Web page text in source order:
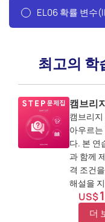
EL06 확률 변수
최고의 학
캠브리
캠브리지
아우르
다. 본 연
과 함께
격 조건
해설을
US$
더